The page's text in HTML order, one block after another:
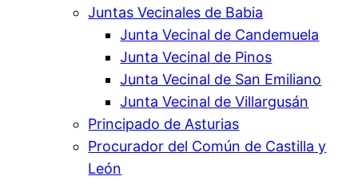
Juntas Vecinales de Babia
Junta Vecinal de Candemuela
Junta Vecinal de Pinos
Junta Vecinal de San Emiliano
Junta Vecinal de Villargusán
Principado de Asturias
Procurador del Común de Castilla y
León